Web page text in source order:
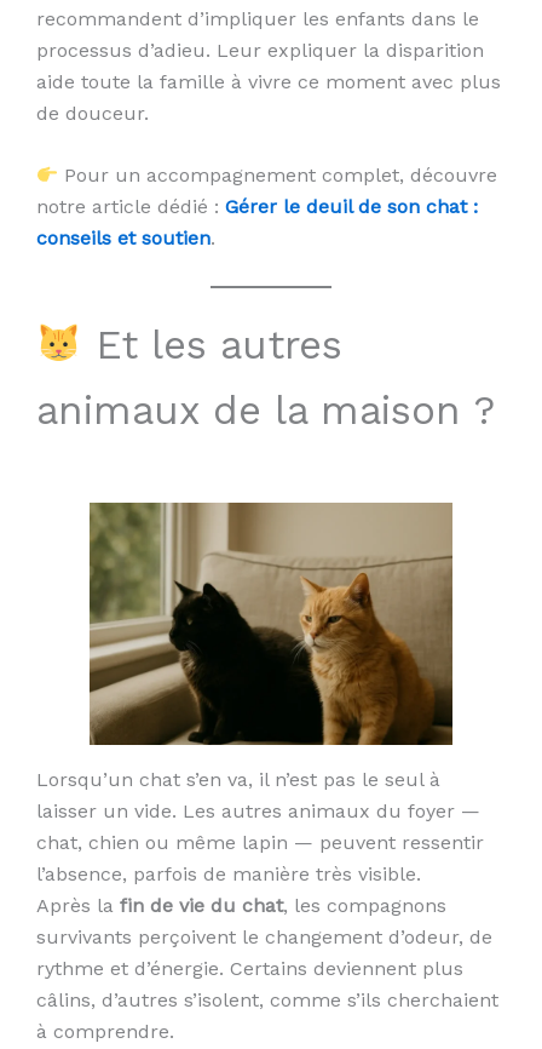
recommandent d’impliquer les enfants dans le
processus d’adieu. Leur expliquer la disparition
aide toute la famille à vivre ce moment avec plus
de douceur.
Pour un accompagnement complet, découvre
notre article dédié : Gérer le deuil de son chat :
conseils et soutien.
Et les autres
animaux de la maison ?
Lorsqu’un chat s’en va, il n’est pas le seul à
laisser un vide. Les autres animaux du foyer —
chat, chien ou même lapin — peuvent ressentir
l’absence, parfois de manière très visible.
Après la fin de vie du chat, les compagnons
survivants perçoivent le changement d’odeur, de
rythme et d’énergie. Certains deviennent plus
câlins, d’autres s’isolent, comme s’ils cherchaient
à comprendre.